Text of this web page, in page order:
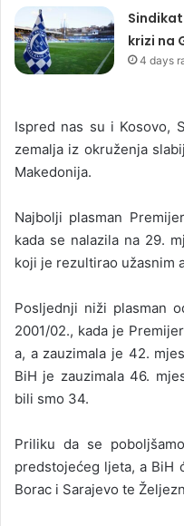
krizi na
4 days
Ispred nas su i Kosovo,
zemalja iz okruženja
Makedonija.
Najbolji plasman
kada se nalazila na 29.
koji je rezultirao užasnim
Posljednji niži plasman
2001/02., kada je
a, a zauzimala je 42.
BiH je zauzimala 46.
bili smo 34.
Priliku da se
predstojećeg ljeta, a BiH
Borac i Sarajevo te